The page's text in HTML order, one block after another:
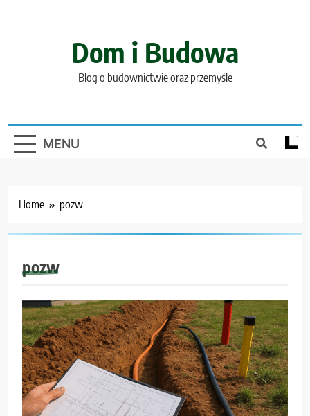
Dom i Budowa
Blog o budownictwie oraz przemyśle
MENU
Home pozw
pozw